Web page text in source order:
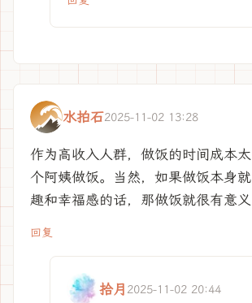
水拍石2025-11-02 13:28
作为高收入人群，做饭的时间成本
个阿姨做饭。当然，如果做饭本身
趣和幸福感的话，那做饭就很有意义
回复
拾月 2025-11-02 20:44